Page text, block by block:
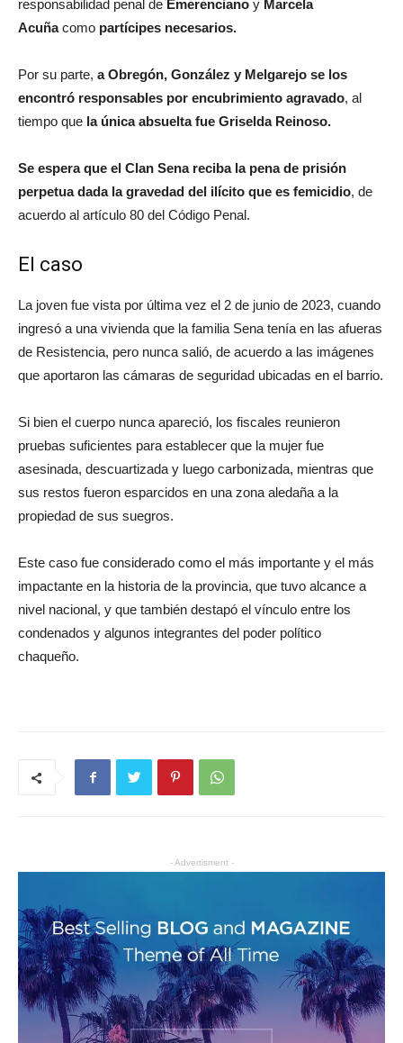
responsabilidad penal de Emerenciano y Marcela
Acuñacomo partícipes necesarios.
Por su parte, a Obregón, González y Melgarejo se los
encontró responsables por encubrimiento agravado, al
tiempo que la única absuelta fue Griselda Reinoso.
Se espera que el Clan Sena reciba la pena de prisión
perpetua dada la gravedad del ilícito que es femicidio, de
acuerdo al artículo 80 del Código Penal.
El caso
La joven fue vista por última vez el 2 de junio de 2023, cuando
ingresó a una vivienda que la familia Sena tenía en las afueras
de Resistencia, pero nunca salió, de acuerdo a las imágenes
que aportaron las cámaras de seguridad ubicadas en el barrio.
Si bien el cuerpo nunca apareció, los fiscales reunieron
pruebas suficientes para establecer que la mujer fue
asesinada, descuartizada y luego carbonizada, mientras que
sus restos fueron esparcidos en una zona aledaña a la
propiedad de sus suegros.
Este caso fue considerado como el más importante y el más
impactante en la historia de la provincia, que tuvo alcance a
nivel nacional, y que también destapó el vínculo entre los
condenados y algunos integrantes del poder político
chaqueño.
- Advertisment -